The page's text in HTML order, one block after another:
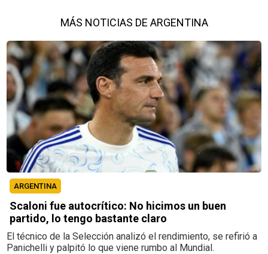
MÁS NOTICIAS DE ARGENTINA
ARGENTINA
Scaloni fue autocrítico: No hicimos un buen
partido, lo tengo bastante claro
El técnico de la Selección analizó el rendimiento, se refirió a
Panichelli y palpitó lo que viene rumbo al Mundial.